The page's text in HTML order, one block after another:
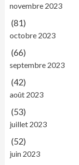
novembre 2023
(81)
octobre 2023
(66)
septembre 2023
(42)
août 2023
(53)
juillet 2023
(52)
juin 2023